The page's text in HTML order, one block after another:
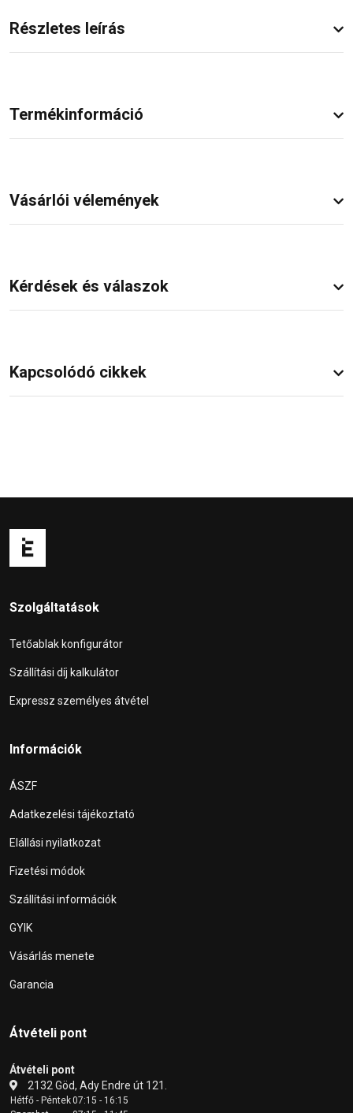
Részletes leírás
Termékinformáció
Vásárlói vélemények
Kérdések és válaszok
Kapcsolódó cikkek
Szolgáltatások
Tetőablak konfigurátor
Szállítási díj kalkulátor
Expressz személyes átvétel
Információk
ÁSZF
Adatkezelési tájékoztató
Elállási nyilatkozat
Fizetési módok
Szállítási információk
GYIK
Vásárlás menete
Garancia
Átvételi pont
Átvételi pont
2132 Göd, Ady Endre út 121.
Hétfő - Péntek07:15 - 16:15